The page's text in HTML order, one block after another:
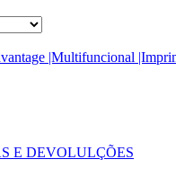
|Multifuncional
E DEVOLULÇÕES